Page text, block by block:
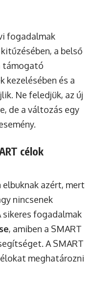
fogadalmak
a belső
támogató
kezelésében és a
Ne feledjük, az új
de a változás egy
célok
azért, mert
nincsenek
sikeres fogadalmak
, amiben a SMART
A SMART
meghatározni